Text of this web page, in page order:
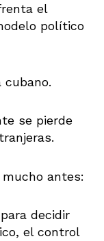
el
político
cubano.
se pierde
mucho antes:
decidir
el control